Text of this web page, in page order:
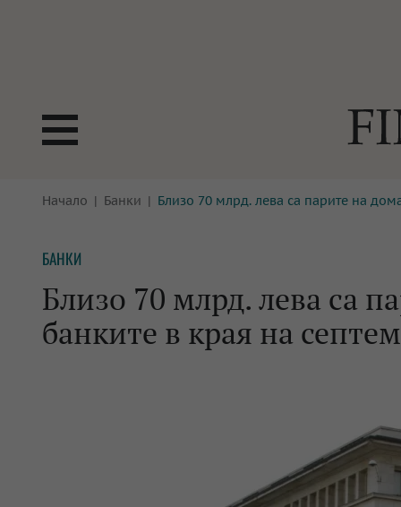
БОРСИ
КРИПТО
БАНКИ
ПАРИТЕ
ИМОТИ
Начало Банки Близо 70 млрд. лева са парите на
БАНКИ
Близо 70 млрд. лева са
банките в края на